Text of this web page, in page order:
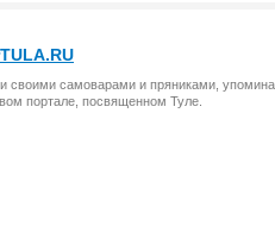
своими самоварами и пряниками,
портале, посвященном Туле.